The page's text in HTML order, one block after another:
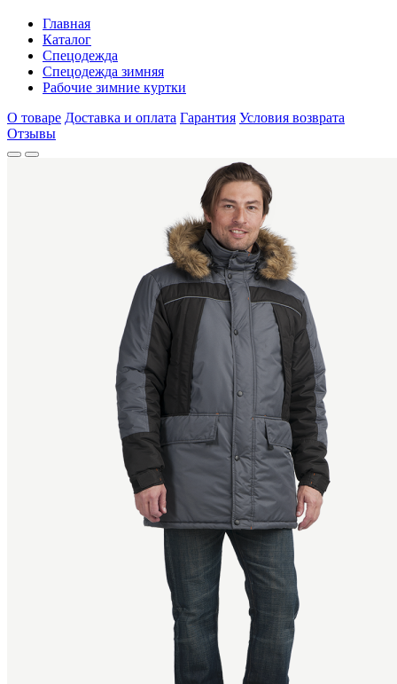
Главная
Каталог
Спецодежда
Спецодежда зимняя
Рабочие зимние куртки
О товаре Доставка и оплата Гарантия Условия возврата
Отзывы